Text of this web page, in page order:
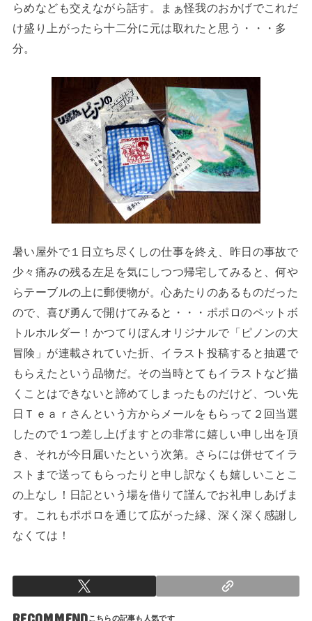
らめなども交えながら話す。まぁ怪我のおかげでこれだ
け盛り上がったら十二分に元は取れたと思う・・・多
分。
暑い屋外で１日立ち尽くしの仕事を終え、昨日の事故で
少々痛みの残る左足を気にしつつ帰宅してみると、何や
らテーブルの上に郵便物が。心あたりのあるものだった
ので、喜び勇んで開けてみると・・・ポポロのペットボ
トルホルダー！かつてりぼんオリジナルで「ピノンの大
冒険」が連載されていた折、イラスト投稿すると抽選で
もらえたという品物だ。その当時とてもイラストなど描
くことはできないと諦めてしまったものだけど、つい先
日Ｔｅａｒさんという方からメールをもらって２回当選
したので１つ差し上げますとの非常に嬉しい申し出を頂
き、それが今日届いたという次第。さらには併せてイラ
ストまで送ってもらったりと申し訳なくも嬉しいことこ
の上なし！日記という場を借りて謹んでお礼申しあげま
す。これもポポロを通じて広がった縁、深く深く感謝し
なくては！